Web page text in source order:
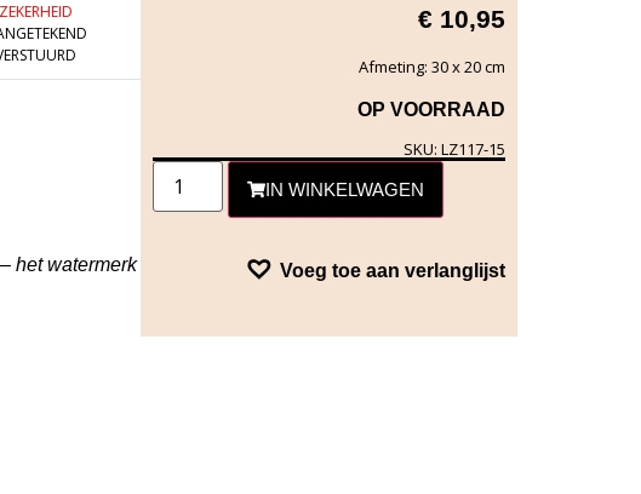
ZEKERHEID
het watermerk
€ 10,95
Afmeting: 30 x 20 cm
OP VOORRAAD
SKU: LZ117-15
IN WINKELWAGEN
Voeg toe aan verlanglijst